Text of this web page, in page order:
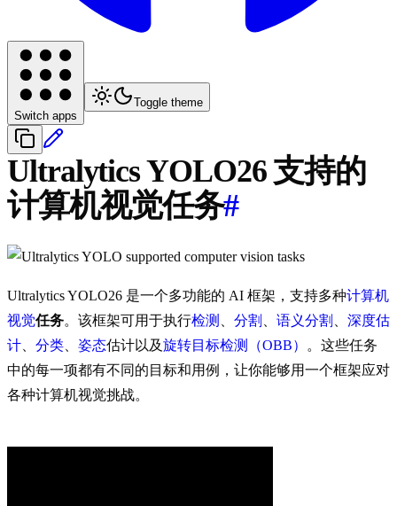
Switch apps
Toggle theme
Ultralytics YOLO26 支持的
计算机视觉任务#
Ultralytics YOLO26 是一个多功能的 AI 框架，支持多种计算机
视觉任务。该框架可用于执行检测 分割 语义分割
深度估
计
分类 姿态估计以及旋转目标检测（OBB）
。这些任务
中的每一项都有不同的目标和用例，让你能够用一个框架应对
各种计算机视觉挑战。